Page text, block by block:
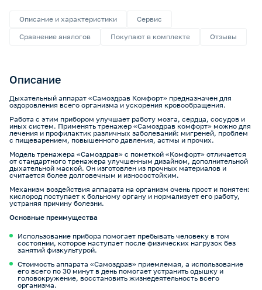
Описание и характеристики
Сервис
Сравнение аналогов
Покупают в комплекте Отзывы
Описание
Дыхательный аппарат «Самоздрав Комфорт» предназначен для
оздоровления всего организма и ускорения кровообращения.
Работа с этим прибором улучшает работу мозга, сердца, сосудов и
иных систем. Применять тренажер «Самоздрав комфорт» можно для
лечения и профилактик различных заболеваний: мигреней, проблем
с пищеварением, повышенного давления, астмы и прочих.
Модель тренажера «Самоздрав» с пометкой «Комфорт» отличается
от стандартного тренажера улучшенным дизайном, дополнительной
дыхательной маской. Он изготовлен из прочных материалов и
считается более долговечным и износостойким.
Механизм воздействия аппарата на организм очень прост и понятен:
кислород поступает к больному органу и нормализует его работу,
устраняя причину болезни.
Основные преимущества
Использование прибора помогает пребывать человеку в том
состоянии, которое наступает после физических нагрузок без
занятий физкультурой.
Стоимость аппарата «Самоздрав» приемлемая, а использование
его всего по 30 минут в день помогает устранить одышку и
головокружение, восстановить жизнедеятельность всего
организма.